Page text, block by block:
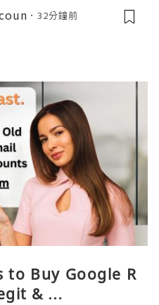
32分鐘前
to Buy Google R
& …